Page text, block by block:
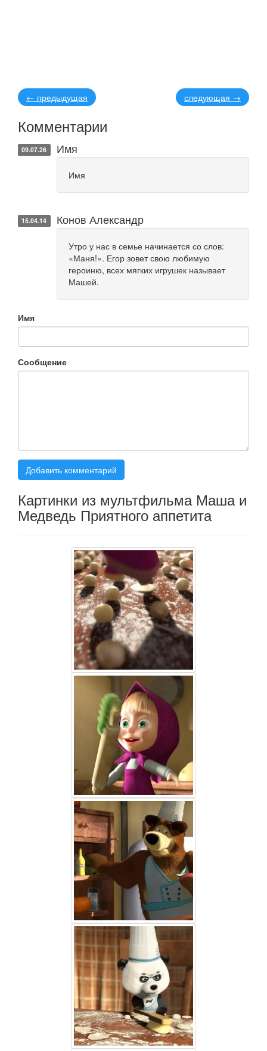
← предыдущая следующая →
Комментарии
09.07.26 Имя
Имя
15.04.14 Конов Александр
Утро у нас в семье начинается со слов:
«Маня!». Егор зовет свою любимую
героиню, всех мягких игрушек называет
Машей.
Имя
Сообщение
Добавить комментарий
Картинки из мультфильма Маша и
Медведь Приятного аппетита